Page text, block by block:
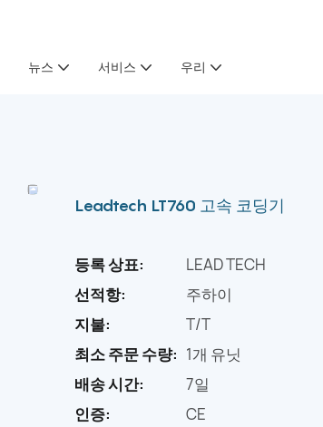
뉴스 서비스 우리
Leadtech LT760 고속 코딩기
등록 상표:
LEAD TECH
선적항:
주하이
지불:
T/T
최소 주문 수량: 1개 유닛
배송 시간:
7일
인증:
CE